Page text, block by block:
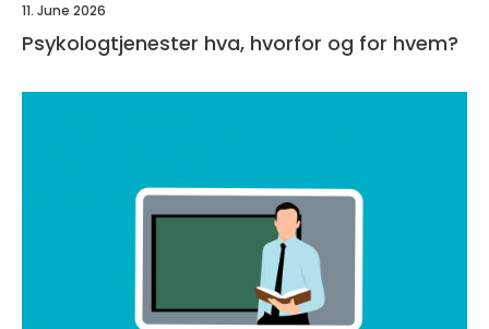
11. June 2026
Psykologtjenester hva, hvorfor og for hvem?